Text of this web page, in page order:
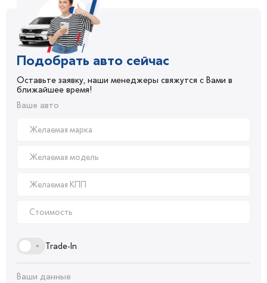
Подобрать авто сейчас
Оставьте заявку, наши менеджеры свяжутся с Вами в
ближайшее время!
Ваше авто
Trade-In
Ваши данные